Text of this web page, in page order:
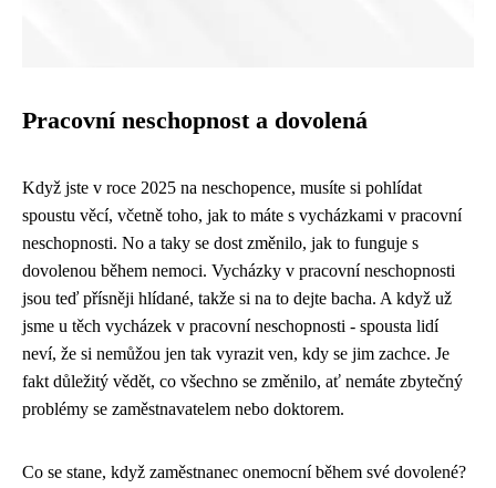
Pracovní neschopnost a dovolená
Když jste v roce 2025 na neschopence, musíte si pohlídat
spoustu věcí, včetně toho, jak to máte s vycházkami v pracovní
neschopnosti. No a taky se dost změnilo, jak to funguje s
dovolenou během nemoci. Vycházky v pracovní neschopnosti
jsou teď přísněji hlídané, takže si na to dejte bacha. A když už
jsme u těch vycházek v pracovní neschopnosti - spousta lidí
neví, že si nemůžou jen tak vyrazit ven, kdy se jim zachce. Je
fakt důležitý vědět, co všechno se změnilo, ať nemáte zbytečný
problémy se zaměstnavatelem nebo doktorem.
Co se stane, když zaměstnanec onemocní během své dovolené?